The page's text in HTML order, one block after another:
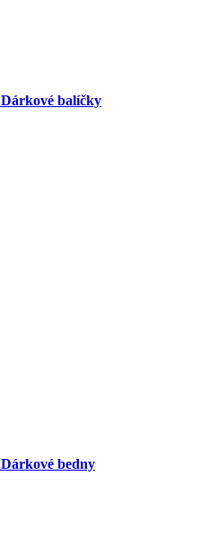
Dárkové balíčky
Dárkové bedny